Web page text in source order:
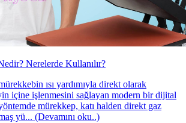
Nerelerde Kullanılır?
ısı yardımıyla direkt olarak
içine işlenmesini sağlayan modern bir dijital
mürekkep, katı halden direkt gaz
yü... (Devamını oku..)